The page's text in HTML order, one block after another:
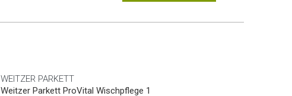
WEITZER PARKETT
Weitzer Parkett ProVital Wischpflege 1